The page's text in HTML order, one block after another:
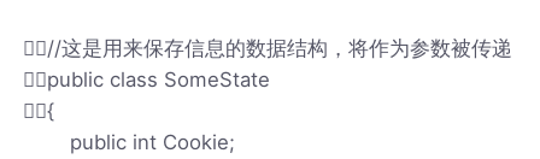
//这是用来保存信息的数据结构，将作为参数被传递
public class SomeState
{
public int Cookie;